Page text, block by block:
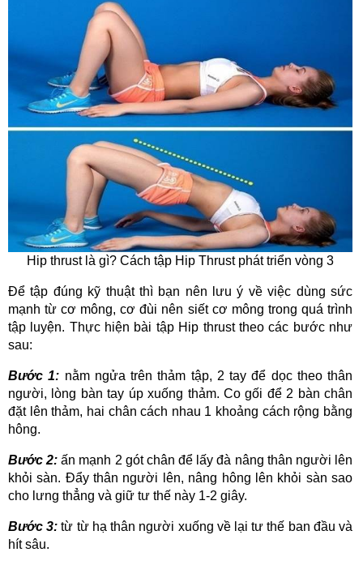
Hip thrust là gì? Cách tập Hip Thrust phát triển vòng 3
Để tập đúng kỹ thuật thì bạn nên lưu ý về việc dùng sức
mạnh từ cơ mông, cơ đùi nên siết cơ mông trong quá trình
tập luyện. Thực hiện bài tập Hip thrust theo các bước như
sau:
Bước 1: nằm ngửa trên thảm tập, 2 tay để dọc theo thân
người, lòng bàn tay úp xuống thảm. Co gối để 2 bàn chân
đặt lên thảm, hai chân cách nhau 1 khoảng cách rộng bằng
hông.
Bước 2: ấn mạnh 2 gót chân để lấy đà nâng thân người lên
khỏi sàn. Đẩy thân người lên, nâng hông lên khỏi sàn sao
cho lưng thẳng và giữ tư thế này 1-2 giây.
Bước 3: từ từ hạ thân người xuống về lại tư thế ban đầu và
hít sâu.